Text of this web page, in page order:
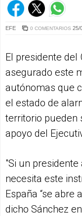
EFE 0 COMENTARIOS 25/
El presidente del
asegurado este
autónomas que
el estado de
territorio pueden
apoyo del
"Si un
necesita este
España “se abre
dicho Sánchez